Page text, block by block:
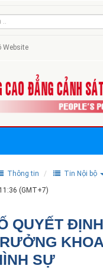
Thông tin
Tin Nội bộ
(GMT+7)
QUYẾT
SỰ